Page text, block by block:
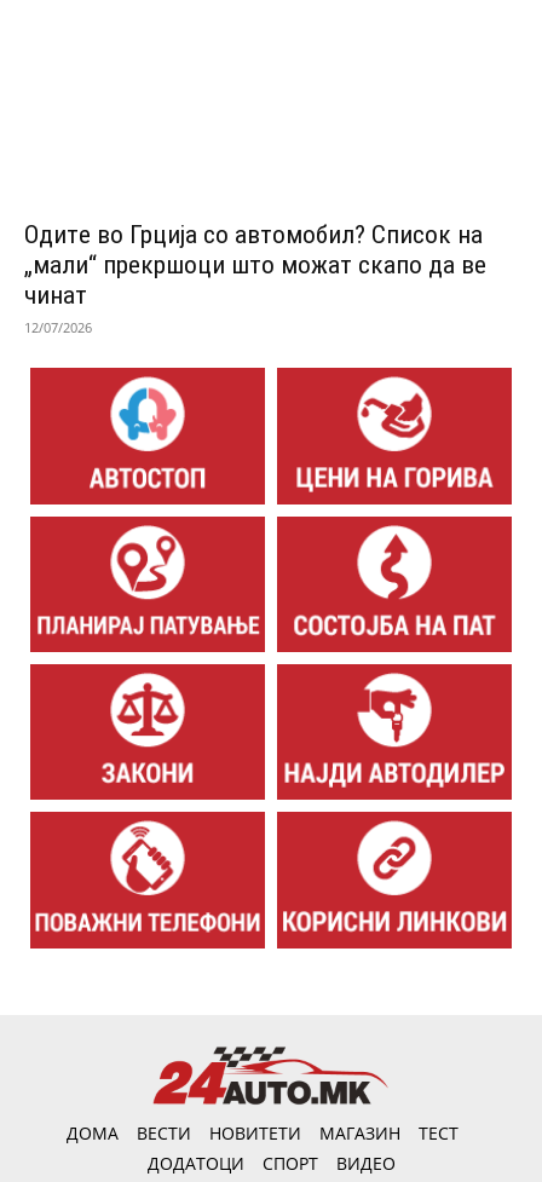
Одитe во Грција со автомобил? Список на
„мали“ прекршоци што можат скапо да ве
чинат
12/07/2026
ДОМА ВЕСТИ НОВИТЕТИ МАГАЗИН
ТЕСТ
ДОДАТОЦИ
СПОРТ ВИДЕО